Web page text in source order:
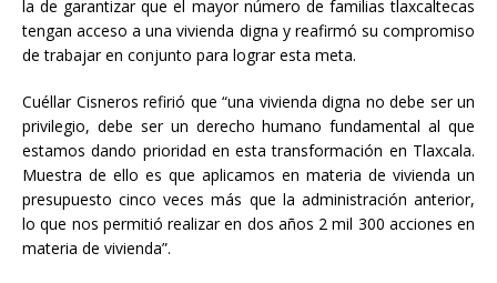
la de garantizar que el mayor número de familias tlaxcaltecas
tengan acceso a una vivienda digna y reafirmó su compromiso
de trabajar en conjunto para lograr esta meta.
Cuéllar Cisneros refirió que “una vivienda digna no debe ser un
privilegio, debe ser un derecho humano fundamental al que
estamos dando prioridad en esta transformación en Tlaxcala.
Muestra de ello es que aplicamos en materia de vivienda un
presupuesto cinco veces más que la administración anterior,
lo que nos permitió realizar en dos años 2 mil 300 acciones en
materia de vivienda”.